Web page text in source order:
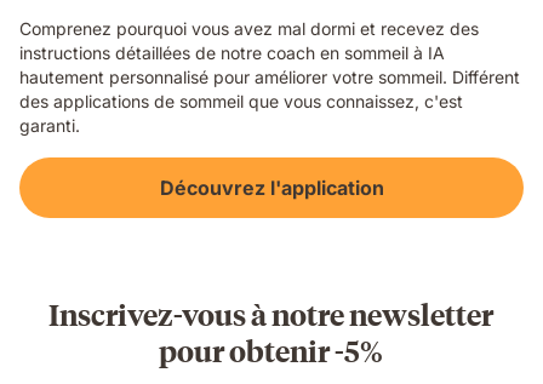
Comprenez pourquoi vous avez mal dormi et recevez des
instructions détaillées de notre coach en sommeil à IA
hautement personnalisé pour améliorer votre sommeil. Différent
des applications de sommeil que vous connaissez, c'est
garanti.
Découvrez l'application
Inscrivez-vous à notre newsletter
pour obtenir -5%